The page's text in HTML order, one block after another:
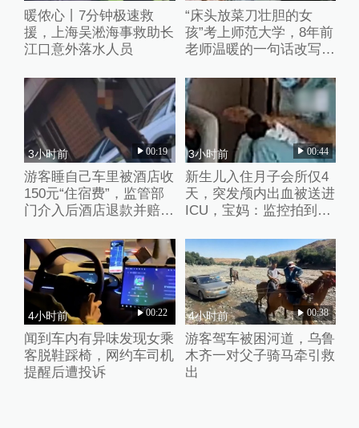
暖侬心丨7分钟极速救
援，上海吴淞海事救助长
江口意外落水人员
“床头放菜刀壮胆的女
孩”考上师范大学，8年前
老师温暖的一句话改写了
3小时前 00:19
游客睡自己车里被酒店收
150元“住宿费”，监管部
门介入后酒店退款并赔偿
3小时前 00:44
新生儿入住月子会所仅4
天，突发颅内出血被送进
ICU，宝妈：监控拍到护
4小时前 00:22
闻到车内有异味发现女乘
客脱鞋踩椅，网约车司机
提醒后遭投诉
4小时前 00:38
游客驾车被困河道，乌鲁
木齐一对父子骑马牵引救
出